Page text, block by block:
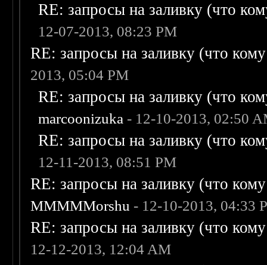
RE: запросы на заливку (что
12-07-2013, 08:23 PM
RE: запросы на заливку (что
2013, 05:04 PM
RE: запросы на заливку (что
marcoonizuka - 12-10-2013, 02:50
RE: запросы на заливку (что
12-11-2013, 08:51 PM
RE: запросы на заливку (что
MMMMMorshu - 12-10-2013, 04:33
RE: запросы на заливку (что
12-12-2013, 12:04 AM